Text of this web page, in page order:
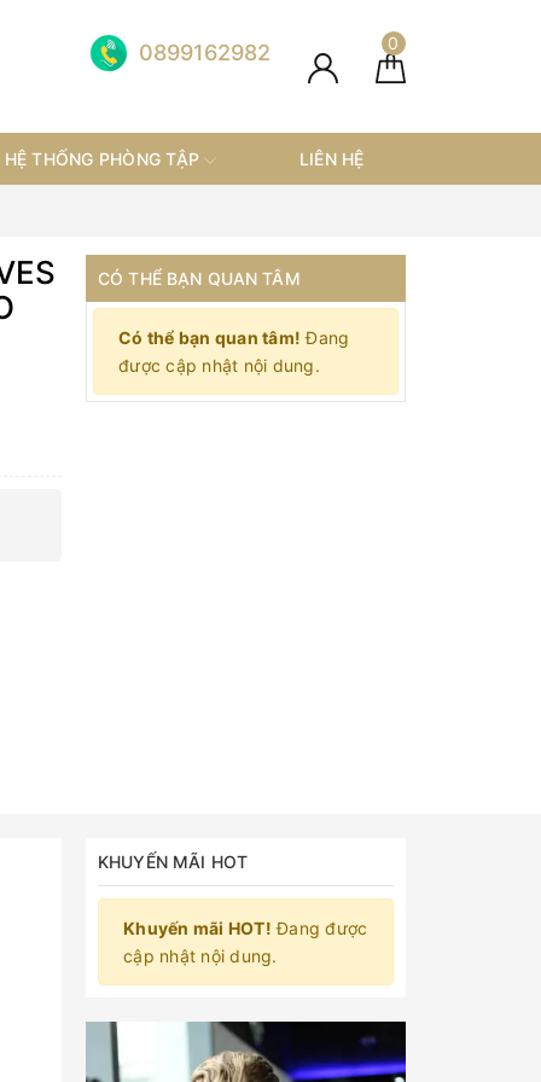
0
0899162982
HỆ THỐNG PHÒNG TẬP LIÊN HỆ
CÓ THỂ BẠN QUAN TÂM
Có thể bạn quan tâm! Đang
được cập nhật nội dung.
KHUYẾN MÃI HOT
Khuyến mãi HOT! Đang được
cập nhật nội dung.